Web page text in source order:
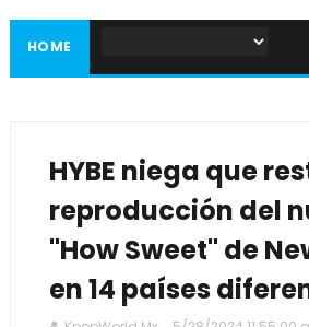
HOME
HYBE niega que
reproducción del
"How Sweet" de
en 14 países